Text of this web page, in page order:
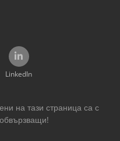
LinkedIn
на тази страница са с